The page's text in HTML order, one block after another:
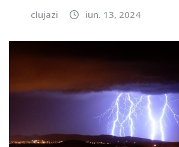
clujazi iun. 13, 2024